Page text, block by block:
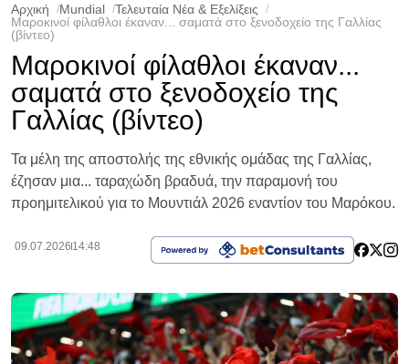
Αρχική Mundial
Τελευταία Νέα & Εξελίξεις
Μαροκινοί φίλαθλοι έκαναν... σαματά στο ξενοδοχείο της Γαλλίας
(βίντεο)
Μαροκινοί φίλαθλοι έκαναν...
σαματά στο ξενοδοχείο της
Γαλλίας (βίντεο)
Τα μέλη της αποστολής της εθνικής ομάδας της Γαλλίας,
έζησαν μια... ταραχώδη βραδυά, την παραμονή του
προημιτελικού για το Μουντιάλ 2026 εναντίον του Μαρόκου.
09.07.2026 14:48